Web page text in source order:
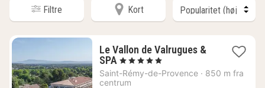
Filtre Kort
Le Vallon de Valrugues &
SPA 1
nat
fra
, 5 Stjerner
Saint-Rémy-de-Provence · 850 m fra
centrum